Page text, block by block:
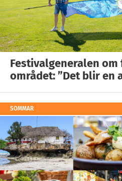
Festivalgeneralen
området: ”Det blir en
SOMMAR